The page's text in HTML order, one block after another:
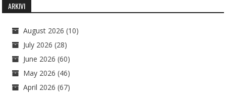
ARKIVI
August 2026 (10)
July 2026 (28)
June 2026 (60)
May 2026 (46)
April 2026 (67)